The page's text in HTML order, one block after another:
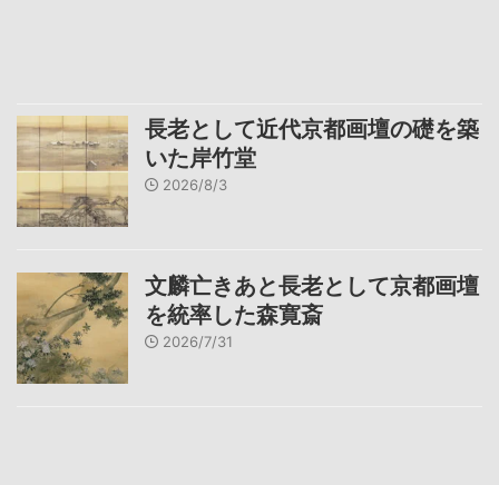
長老として近代京都画壇の礎を築
いた岸竹堂
2026/8/3
文麟亡きあと長老として京都画壇
を統率した森寛斎
2026/7/31